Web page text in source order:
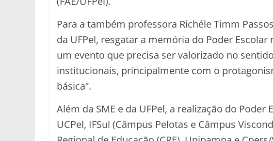
Para a também professora Richéle Timm
da UFPel, resgatar a memória do Poder Escolar
um evento que precisa ser valorizado no
institucionais, principalmente com o
básica”.
Além da SME e da UFPel, a realização do
UCPel, IFSul (Câmpus Pelotas e Câmpus